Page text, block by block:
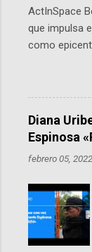
ActInSpace
que impulsa
como
hackathon
Agencia
la vida
Planetario de
Andes,
Colombia y
por qué
competencia
ciudades,
idear
Diana
Espinosa
febrero 05, 2022